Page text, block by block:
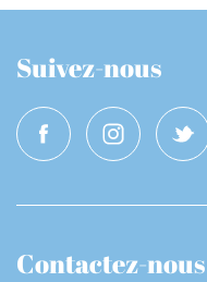
Suivez-nous
Contactez-nous